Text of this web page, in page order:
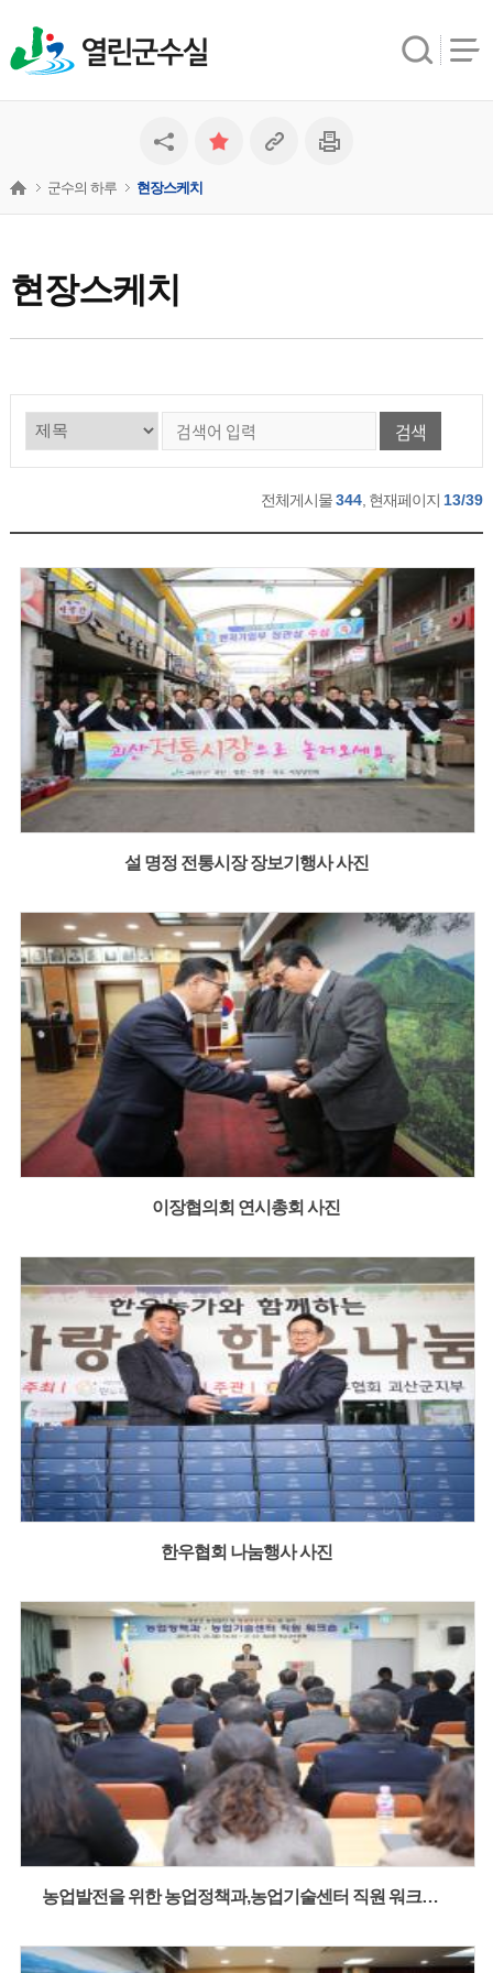
열린군수실
현장스케치
군수의 하루 현장스케치
검색
전체게시물344 , 현재페이지 13/39
설 명정 전통시장 장보기행사 사진
이장협의회 연시총회 사진
한우협회 나눔행사 사진
농업발전을 위한 농업정책과,농업기술센터 직원 워크숍 사진